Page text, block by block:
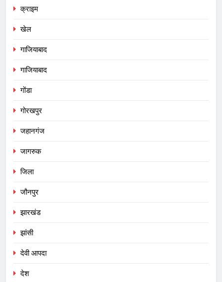
क्राइम
खेल
गाजियाबाद
गाजियाबाद
गोंडा
गोरखपुर
जहानगंज
जागरुक
जिला
जौनपुर
झारखंड
झांसी
देवी आपदा
देश